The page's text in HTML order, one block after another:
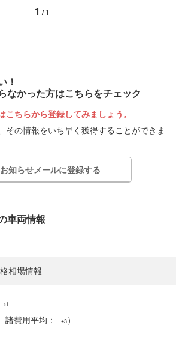
1 / 1
！
なかった方はこちらをチェック
こちらから登録してみましょう。
その情報をいち早く獲得することができま
知らせメールに登録する
車両情報
相場情報
※1
諸費用平均：- ※3）